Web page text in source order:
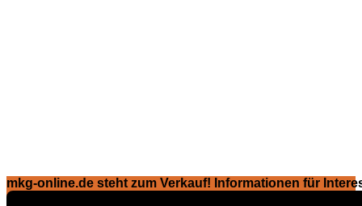
mkg-online.de steht zum Verkauf! Informationen für